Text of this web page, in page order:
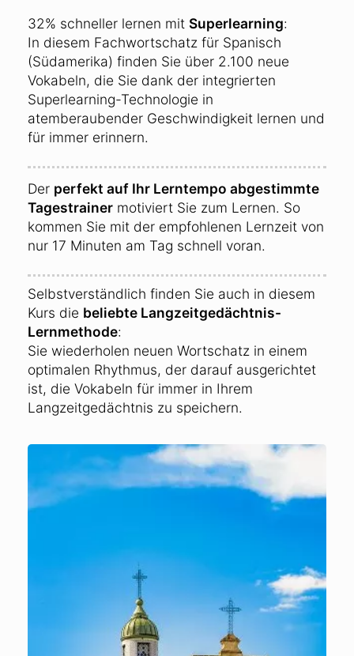
32% schneller lernen mit Superlearning:
In diesem Fachwortschatz für Spanisch
(Südamerika) finden Sie über 2.100 neue
Vokabeln, die Sie dank der integrierten
Superlearning-Technologie in
atemberaubender Geschwindigkeit lernen und
für immer erinnern.
Der perfekt auf Ihr Lerntempo abgestimmte
Tagestrainer motiviert Sie zum Lernen. So
kommen Sie mit der empfohlenen Lernzeit von
nur 17 Minuten am Tag schnell voran.
Selbstverständlich finden Sie auch in diesem
Kurs die beliebte Langzeitgedächtnis-
Lernmethode:
Sie wiederholen neuen Wortschatz in einem
optimalen Rhythmus, der darauf ausgerichtet
ist, die Vokabeln für immer in Ihrem
Langzeitgedächtnis zu speichern.